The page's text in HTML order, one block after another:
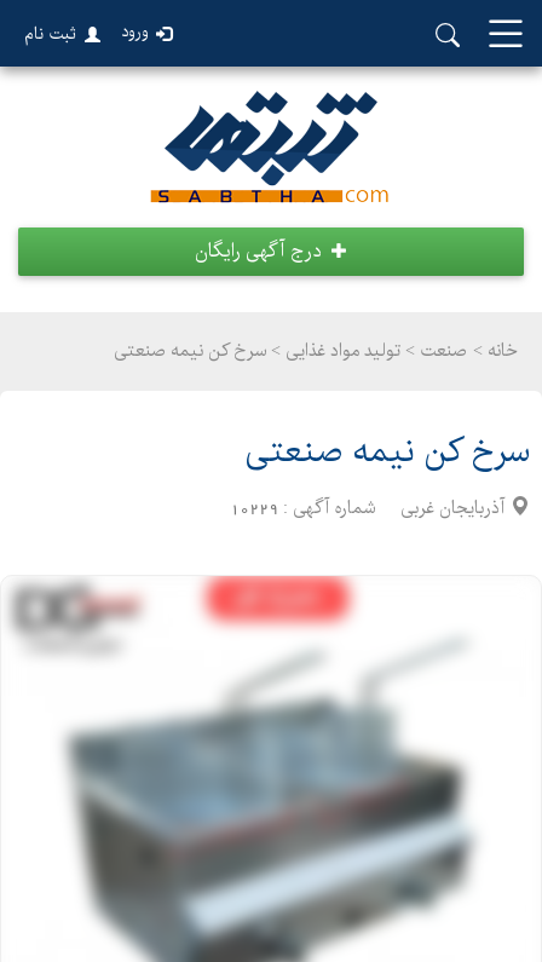
ورود ثبت نام
درج آگهی رایگان
خانه > صنعت > تولید مواد غذایی > سرخ کن نیمه صنعتی
سرخ کن نیمه صنعتی
آذربایجان غربی شماره آگهی : 10229